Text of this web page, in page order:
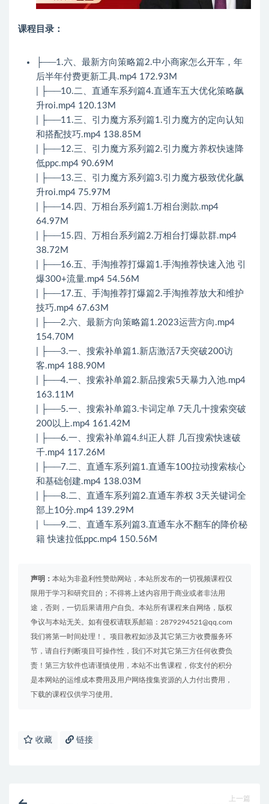
课程目录：
├──1.六、最新方向策略篇2.中小商家怎么开车，年
后半年付费更新工具.mp4 172.93M
| ├──10.二、直通车系列篇4.直通车五大优化策略飙
升roi.mp4 120.13M
| ├──11.三、引力魔方系列篇1.引力魔方的定向认知
和搭配技巧.mp4 138.85M
| ├──12.三、引力魔方系列篇2.引力魔方养权快速降
低ppc.mp4 90.69M
| ├──13.三、引力魔方系列篇3.引力魔方极致优化飙
升roi.mp4 75.97M
| ├──14.四、万相台系列篇1.万相台测款.mp4
64.97M
| ├──15.四、万相台系列篇2.万相台打爆款群.mp4
38.72M
| ├──16.五、手淘推荐打爆篇1.手淘推荐快速入池 引
爆300+流量.mp4 54.56M
| ├──17.五、手淘推荐打爆篇2.手淘推荐放大和维护
技巧.mp4 67.63M
| ├──2.六、最新方向策略篇1.2023运营方向.mp4
154.70M
| ├──3.一、搜索补单篇1.新店激活7天突破200访
客.mp4 188.90M
| ├──4.一、搜索补单篇2.新品搜索5天暴力入池.mp4
163.11M
| ├──5.一、搜索补单篇3.卡词定单 7天几十搜索突破
200以上.mp4 161.42M
| ├──6.一、搜索补单篇4.纠正人群 几百搜索快速破
千.mp4 117.26M
| ├──7.二、直通车系列篇1.直通车100拉动搜索核心
和基础创建.mp4 138.03M
| ├──8.二、直通车系列篇2.直通车养权 3天关键词全
部上10分.mp4 139.29M
| └──9.二、直通车系列篇3.直通车永不翻车的降价秘
籍 快速拉低ppc.mp4 150.56M
声明： 本站为非盈利性赞助网站，本站所发布的一切视频课程仅
限用于学习和研究目的；不得将上述内容用于商业或者非法用
途，否则，一切后果请用户自负。本站所有课程来自网络，版权
争议与本站无关。如有侵权请联系邮箱：2879294521@qq.com
我们将第一时间处理！。项目教程如涉及其它第三方收费服务环
节，请自行判断项目可操作性，我们不对其它第三方任何收费负
责！第三方软件也请谨慎使用，本站不出售课程，你支付的积分
是本网站的运维成本费用及用户网络搜集资源的人力付出费用，
下载的课程仅供学习使用。
收藏 链接
上一篇